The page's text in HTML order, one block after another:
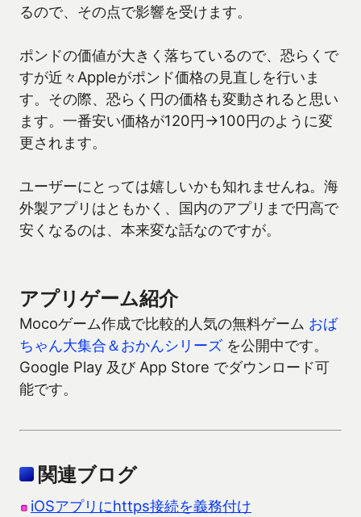
るので、その点で影響を受けます。
ポンドの価値が大きく落ちているので、恐らくで
すが近々Appleがポンド価格の見直しを行いま
す。その際、恐らく円の価格も変動されると思い
ます。一番安い価格が120円→100円のように変
更されます。
ユーザーにとっては嬉しいかも知れませんね。海
外製アプリはともかく、国内のアプリまで円高で
安くなるのは、本来変な話なのですが。
アプリゲーム紹介
Mocoゲーム作成で比較的人気の無料ゲーム おば
ちゃん大集合＆おかんシリーズ を公開中です。
Google Play 及び App Store でダウンロード可
能です。
関連ブログ
iOSアプリにhttps接続を義務付け